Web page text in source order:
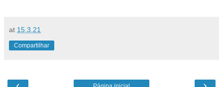
at 15.3.21
Compartilhar